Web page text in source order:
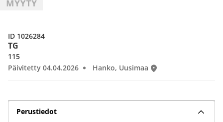
TG
115
Päivitetty 04.04.2026
Hanko, Uusimaa
ID 1026284
Perustiedot